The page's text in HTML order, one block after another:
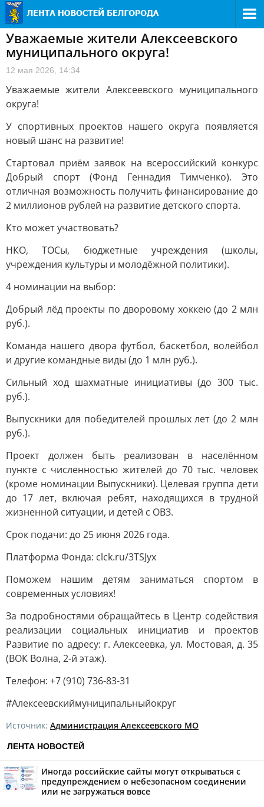
Уважаемые жители Алексеевского
муниципального округа!
12 мая 2026, 14:34
Уважаемые жители Алексеевского муниципального
округа!
У спортивных проектов нашего округа появляется
новый шанс на развитие!
Стартовал приём заявок на всероссийский конкурс
Добрый спорт (Фонд Геннадия Тимченко). Это
отличная возможность получить финансирование до
2 миллионов рублей на развитие детского спорта.
Кто может участвовать?
НКО, ТОСы, бюджетные учреждения (школы,
учреждения культуры и молодёжной политики).
4 номинации на выбор:
Добрый лёд проекты по дворовому хоккею (до 2 млн
руб.).
Команда нашего двора футбол, баскетбол, волейбол
и другие командные виды (до 1 млн руб.).
Сильный ход шахматные инициативы (до 300 тыс.
руб.).
Выпускники для победителей прошлых лет (до 2 млн
руб.).
Проект должен быть реализован в населённом
пункте с численностью жителей до 70 тыс. человек
(кроме номинации Выпускники). Целевая группа дети
до 17 лет, включая ребят, находящихся в трудной
жизненной ситуации, и детей с ОВЗ.
Срок подачи: до 25 июня 2026 года.
Платформа Фонда: clck.ru/3TSJyx
Поможем нашим детям заниматься спортом в
современных условиях!
За подробностями обращайтесь в Центр содействия
реализации социальных инициатив и проектов
Развитие по адресу: г. Алексеевка, ул. Мостовая, д. 35
(ВОК Волна, 2-й этаж).
Телефон: +7 (910) 736-83-31
#Алексеевскиймуниципальныйокруг
Источник: Администрация Алексеевского МО
ЛЕНТА НОВОСТЕЙ
Иногда российские сайты могут открываться с
предупреждением о небезопасном соединении
или не загружаться вовсе